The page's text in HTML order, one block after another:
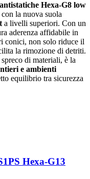
Hexa-G8 low
la nuova suola
a livelli superiori. Con un
aderenza affidabile in
conici, non solo riduce il
la rimozione di detriti.
di materiali, è la
e ambienti
equilibrio tra sicurezza
Hexa-G13